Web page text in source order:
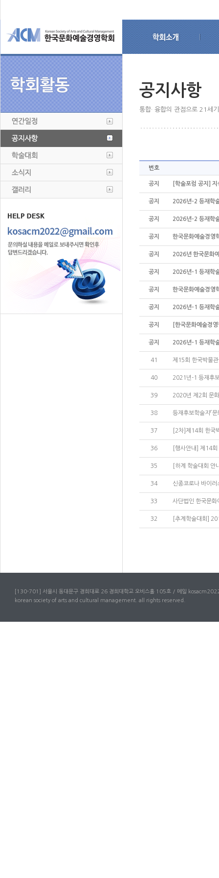
공지사항
통합· 융합의 관점으로 21세
번호
공지 [학술포럼 공지]
공지 2026년-2 등재학술
공지 2026년-2 등재학술
공지 한국문화예술경영
공지 2026년 한국문화
공지 2026년-1 등재학술
공지 한국문화예술경영
공지 2026년-1 등재학술
공지 [한국문화예술경
공지 2026년-1 등재학술
41 제15회 한국박물
40 2021년-1 등재후
39 2020년 제2회 문
38 등재후보학술지「
37 [2차]제14회 한국
36 [행사안내] 제14
35 [하계 학술대회
34 신종코로나 바이
33 사단법인 한국문화
32 [추계학술대회]
[130-701] 서울시 동대문구 경희대로 26 경희대학교 오비스홀 105호 / 메일
korean society of arts and cultural management. all rights reserved.